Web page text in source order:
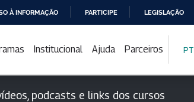
À INFORMAÇÃO PARTICIPE LEGISLAÇÃO
Institucional Ajuda Parceiros PT
podcasts e links dos cursos